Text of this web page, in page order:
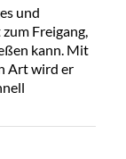
und
Freigang,
kann. Mit
Art wird er